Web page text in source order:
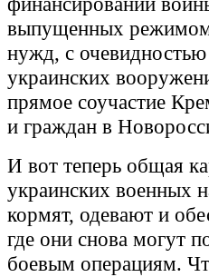
выпущенных
нужд, с
украинских
прямое соучастие
и граждан в
И вот теперь общая
украинских военных
кормят, одевают и
где они снова могут
боевым операциям.